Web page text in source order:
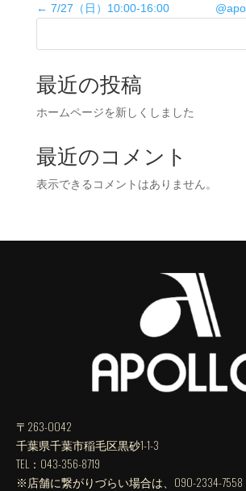
← 7/27（日）10:00-16:00
最近の投稿
ホームページを新しくしました
最近のコメント
表示できるコメントはありません。
〒263-0042
千葉県千葉市稲毛区黒砂1-1-3
TEL：043-356-8719
※店舗に繋がりづらい場合は、090-2334-